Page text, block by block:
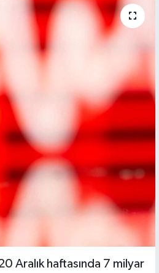
Aralık haftasında 7 milyar